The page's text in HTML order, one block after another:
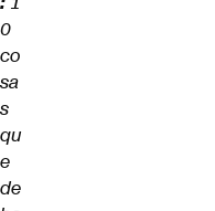
0
co
sa
s
qu
e
de